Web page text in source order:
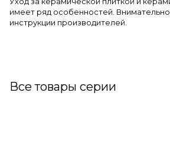
имеет ряд особенностей. Внимательно
инструкции производителей.
Все товары серии